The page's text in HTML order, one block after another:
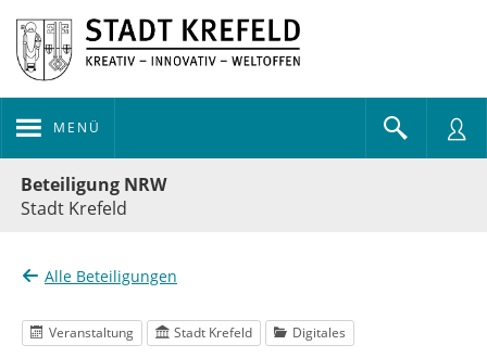
MENÜ
Beteiligung NRW
Stadt Krefeld
Alle Beteiligungen
Veranstaltung Stadt Krefeld Digitales